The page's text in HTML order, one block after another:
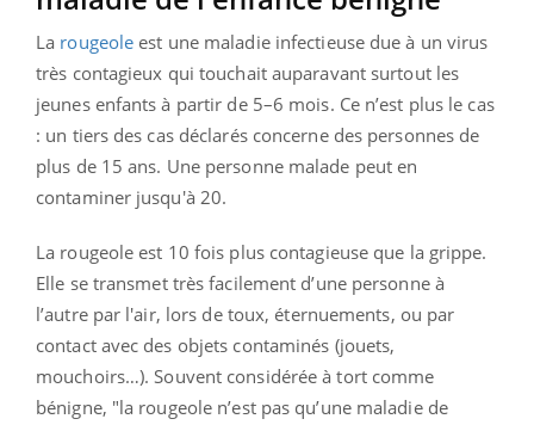
La rougeole est une maladie infectieuse due à un virus
très contagieux qui touchait auparavant surtout les
jeunes enfants à partir de 5–6 mois. Ce n’est plus le cas
: un tiers des cas déclarés concerne des personnes de
plus de 15 ans. Une personne malade peut en
contaminer jusqu'à 20.
La rougeole est 10 fois plus contagieuse que la grippe.
Elle se transmet très facilement d’une personne à
l’autre par l'air, lors de toux, éternuements, ou par
contact avec des objets contaminés (jouets,
mouchoirs…).Souvent considérée à tort comme
bénigne, "la rougeole n’est pas qu’une maladie de